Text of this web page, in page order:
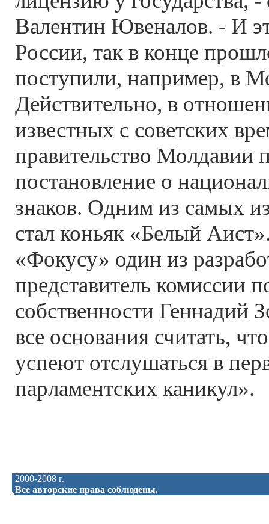
Валентин Ювеналов. - И
России, так в конце
поступили, например, в
Действительно, в
известных с советских
правительство Молдавии
постановление о
знаков. Одним из самых
стал коньяк «Белый
«Фокусу» один из
представитель комиссии
собственности Геннадий
все основания считать,
успеют отслушаться в
парламентских каникул».
2000-2008 г.
Все авторские права соблюдены.